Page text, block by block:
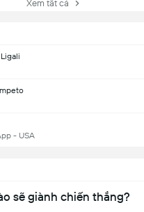
Xem tất cả
- USA
sẽ giành chiến thắng?